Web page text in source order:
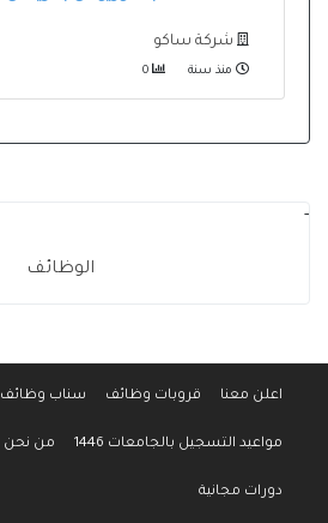
شركة ساكو
منذ سنة
-
الوظائف
اعلن معنا قروبات وظائف سناب وظائف
مواعيد التسجيل بالجامعات 1446 من نحن
دورات مجانية